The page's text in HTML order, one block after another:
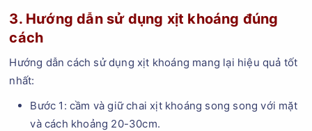
3. Hướng dẫn sử dụng xịt khoáng đúng
cách
Hướng dẫn cách sử dụng xịt khoáng mang lại hiệu quả tốt
nhất:
Bước 1: cầm và giữ chai xịt khoáng song song với mặt
và cách khoảng 20-30cm.